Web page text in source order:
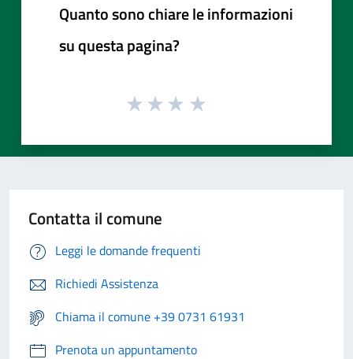
Quanto sono chiare le informazioni
su questa pagina?
Contatta il comune
Leggi le domande frequenti
Richiedi Assistenza
Chiama il comune +39 0731 61931
Prenota un appuntamento